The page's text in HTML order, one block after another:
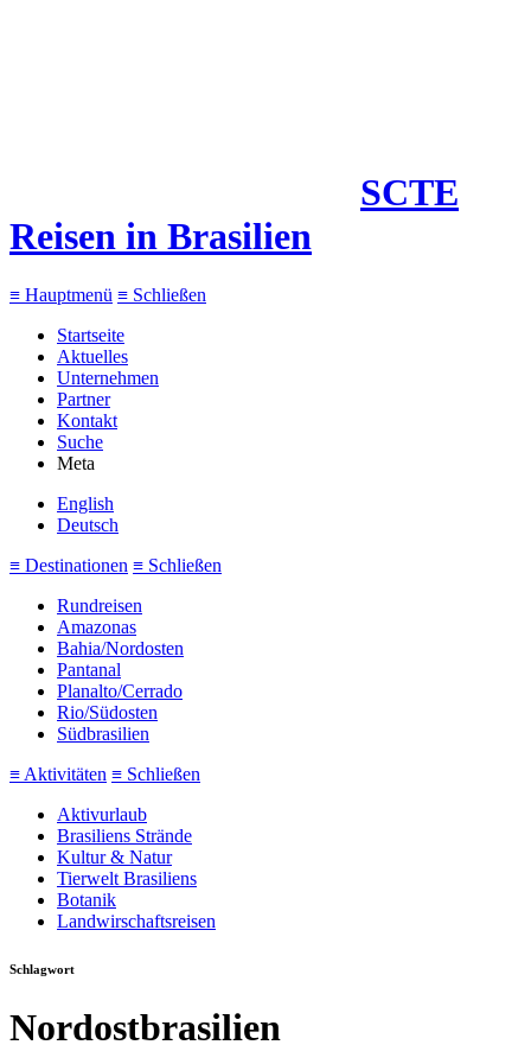
SCTE
Reisen in Brasilien
≡ Hauptmenü ≡ Schließen
Startseite
Aktuelles
Unternehmen
Partner
Kontakt
Suche
Meta
English
Deutsch
≡ Destinationen ≡ Schließen
Rundreisen
Amazonas
Bahia/Nordosten
Pantanal
Planalto/Cerrado
Rio/Südosten
Südbrasilien
≡ Aktivitäten ≡ Schließen
Aktivurlaub
Brasiliens Strände
Kultur & Natur
Tierwelt Brasiliens
Botanik
Landwirschaftsreisen
Schlagwort
Nordostbrasilien